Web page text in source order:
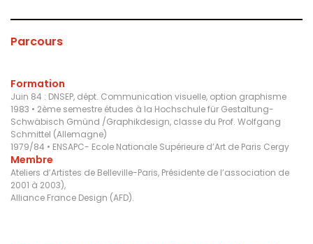
Parcours
Formation
Juin 84 : DNSEP, dépt. Communication visuelle, option graphisme
1983 • 2ème semestre études à la Hochschule für Gestaltung-
Schwäbisch Gmünd /Graphikdesign, classe du Prof. Wolfgang
Schmittel (Allemagne)
1979/84 • ENSAPC- Ecole Nationale Supérieure d’Art de Paris Cergy
Membre
Ateliers d’Artistes de Belleville-Paris, Présidente de l’association de
2001 à 2003),
Alliance France Design (AFD).